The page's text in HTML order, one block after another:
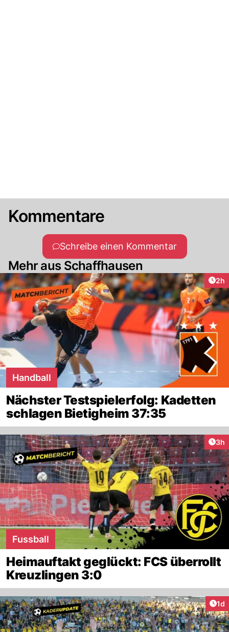
Kommentare
Schreibe einen Kommentar
Mehr aus Schaffhausen
2h
Handball
Nächster Testspielerfolg: Kadetten
schlagen Bietigheim 37:35
3h
Fussball
Heimauftakt geglückt: FCS überrollt
Kreuzlingen 3:0
1d